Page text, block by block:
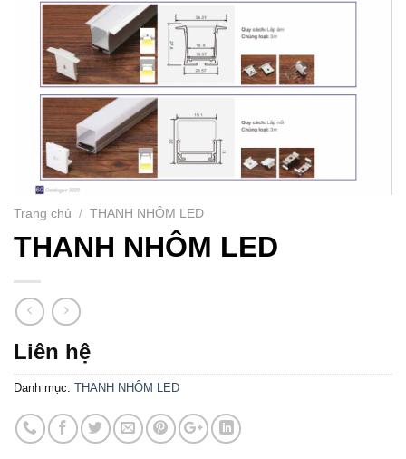
Trang chủ / THANH NHÔM LED
THANH NHÔM LED
Liên hệ
Danh mục: THANH NHÔM LED